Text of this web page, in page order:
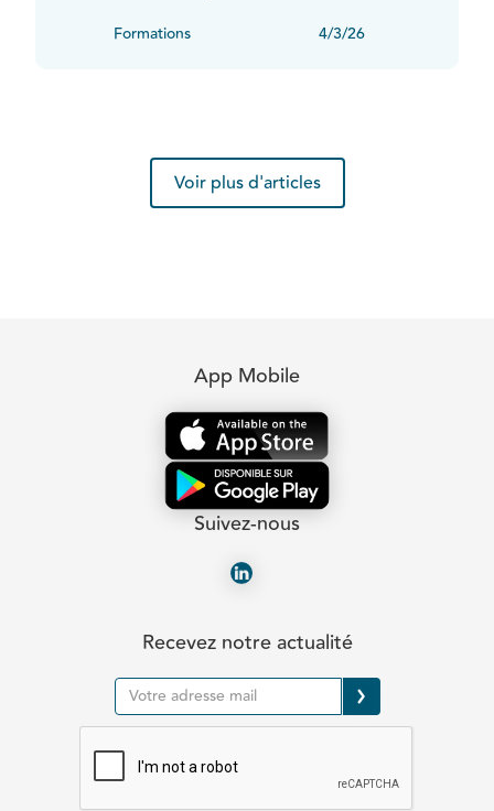
Formations 4/3/26
Voir plus d'articles
App Mobile
Suivez-nous
Recevez notre actualité